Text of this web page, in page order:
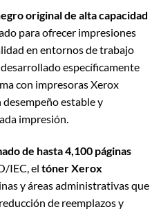
original de alta capacidad
para ofrecer impresiones
en entornos de trabajo
específicamente
con impresoras Xerox
estable y
impresión.
de hasta 4,100 páginas
IEC, el tóner Xerox
y áreas administrativas que
de reemplazos y